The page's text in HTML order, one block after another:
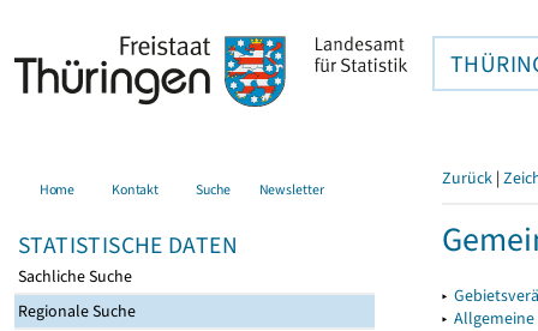
Home Kontakt Suche Newsletter
STATISTISCHE DATEN
Sachliche Suche
Regionale Suche
Zurück |
▸
▸